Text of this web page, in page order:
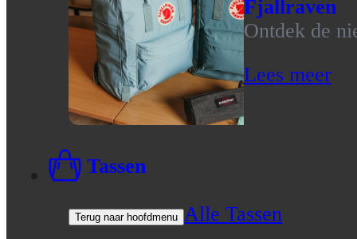
Fjallraven
Ontdek de
Lees meer
Tassen
Terug naar hoofdmenu Alle Tassen